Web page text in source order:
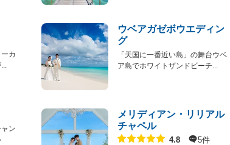
カ
ウベアガゼボウエディン
グ
「天国に一番近い島」の舞台ウベ
ア島でホワイトザンドビーチ...
ン
メリディアン・リリアル
チャペル
点数
4.8 5件